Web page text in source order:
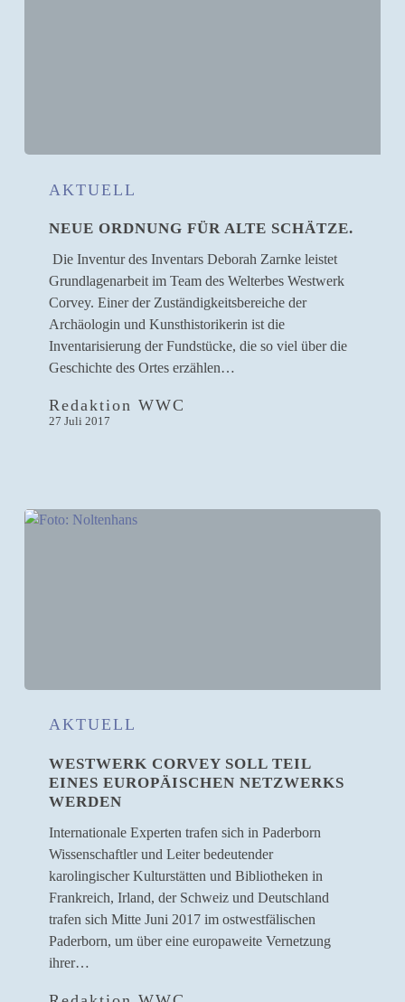
Ordnung
Schätze.
AKTUELL
NEUE ORDNUNG FÜR ALTE SCHÄTZE.
Die Inventur des Inventars Deborah Zarnke leistet
Grundlagenarbeit im Team des Welterbes Westwerk
Corvey. Einer der Zuständigkeitsbereiche der
Archäologin und Kunsthistorikerin ist die
Inventarisierung der Fundstücke, die so viel über die
Geschichte des Ortes erzählen…
Redaktion WWC
27 Juli 2017
Corvey
eines
europäischen
Netzwerks
werden
AKTUELL
WESTWERK CORVEY SOLL TEIL
EINES EUROPÄISCHEN NETZWERKS
WERDEN
Internationale Experten trafen sich in Paderborn
Wissenschaftler und Leiter bedeutender
karolingischer Kulturstätten und Bibliotheken in
Frankreich, Irland, der Schweiz und Deutschland
trafen sich Mitte Juni 2017 im ostwestfälischen
Paderborn, um über eine europaweite Vernetzung
ihrer…